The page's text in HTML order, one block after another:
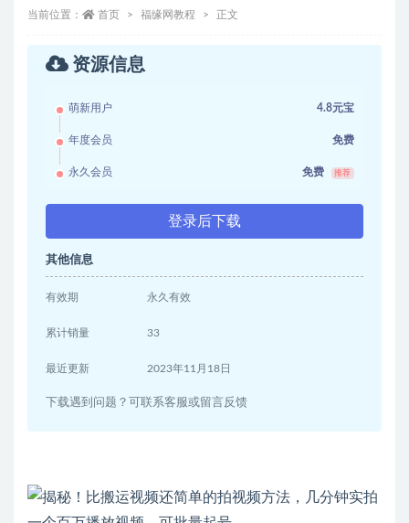
当前位置： 首页 福缘网教程 正文
资源信息
萌新用户 4.8元宝
年度会员 免费
永久会员 免费 推荐
登录后下载
其他信息
有效期 永久有效
累计销量 33
最近更新 2023年11月18日
下载遇到问题？可联系客服或留言反馈